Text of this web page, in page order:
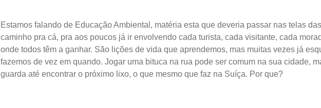
Estamos falando de Educação Ambiental, matéria esta que deveria passar nas telas
caminho pra cá, pra aos poucos já ir envolvendo cada turista, cada visitante, cada
onde todos têm a ganhar. São lições de vida que aprendemos, mas muitas vezes já
fazemos de vez em quando. Jogar uma bituca na rua pode ser comum na sua cidade,
guarda até encontrar o próximo lixo, o que mesmo que faz na Suíça. Por que?